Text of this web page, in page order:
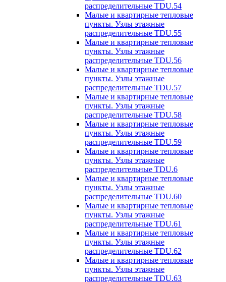
распределительные TDU.54
Малые и квартирные тепловые
пункты. Узлы этажные
распределительные TDU.55
Малые и квартирные тепловые
пункты. Узлы этажные
распределительные TDU.56
Малые и квартирные тепловые
пункты. Узлы этажные
распределительные TDU.57
Малые и квартирные тепловые
пункты. Узлы этажные
распределительные TDU.58
Малые и квартирные тепловые
пункты. Узлы этажные
распределительные TDU.59
Малые и квартирные тепловые
пункты. Узлы этажные
распределительные TDU.6
Малые и квартирные тепловые
пункты. Узлы этажные
распределительные TDU.60
Малые и квартирные тепловые
пункты. Узлы этажные
распределительные TDU.61
Малые и квартирные тепловые
пункты. Узлы этажные
распределительные TDU.62
Малые и квартирные тепловые
пункты. Узлы этажные
распределительные TDU.63